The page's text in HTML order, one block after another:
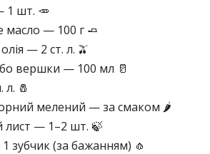
шт. 🥕
— 100 г 🧈
— 2 ст. л. 🫒
вершки — 100 мл 🥛
л. 🧂
мелений — за смаком 🌶️
— 1–2 шт. 🍃
зубчик (за бажанням) 🧄